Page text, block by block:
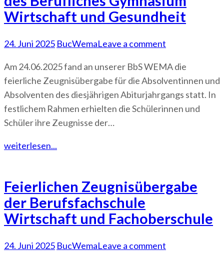
Wirtschaft und Gesundheit
24. Juni 2025 BucWemaLeave a comment
Am 24.06.2025 fand an unserer BbS WEMA die
feierliche Zeugnisübergabe für die Absolventinnen und
Absolventen des diesjährigen Abiturjahrgangs statt. In
festlichem Rahmen erhielten die Schülerinnen und
Schüler ihre Zeugnisse der…
weiterlesen...
Feierlichen Zeugnisübergabe
der Berufsfachschule
Wirtschaft und Fachoberschule
24. Juni 2025 BucWemaLeave a comment